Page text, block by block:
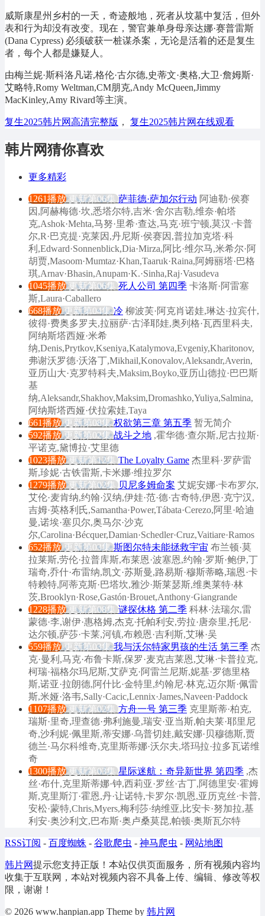
威斯康星州乡村的一天，奇迹般地，死者从坟墓中复活，但外
表和行为却没有改变。现在，警官兼单身母亲达娜·赛普雷斯
(Dana Cypress) 必须破获一桩谋杀案，无论是活着的还是复生
者，每个人都是嫌疑人。
由梅兰妮·斯科洛凡诺,格伦·古尔德,史蒂文·奥格,大卫·詹姆斯·
艾略特,Romy Weltman,CM朋克,Andy McQueen,Jimmy
MacKinley,Amy Rivard等主演。
复生2025韩片网高清完整版 ， 复生2025韩片网在线观看
韩片网猜你喜欢
更多精彩
1261播放 更新第06集 萨菲德·萨加尔行动 阿迪勒·侯赛
因,阿赫梅德·坎,悉塔尔特,吉米·舍尔吉勒,维奈·帕塔
克,Ashok·Mehta,马努·里希·查达,马克·班宁顿,莫汉·卡普
尔,R·巴克提·克莱因,丹尼斯·侯赛因,普拉加克塔·科
利,Edward·Sonnenblick,Dia·Mirza,阿比·维尔马,米希尔·阿
胡贾,Masoom·Mumtaz·Khan,Taaruk·Raina,阿姆丽塔·巴格
琪,Arnav·Bhasin,Anupam·K.·Sinha,Raj·Vasudeva
1045播放 更新第06集 死人公司 第四季 卡洛斯·阿雷塞
斯,Laura·Caballero
668播放 更新第04集 冷 柳波芙·阿克肖诺娃,琳达·拉宾什,
彼得·费奥多罗夫,拉丽萨·古泽耶娃,奥列格·瓦西里科夫,
阿纳斯塔西娅·米希
纳,Denis,Prytkov,Kseniya,Katalymova,Evgeniy,Kharitonov,
弗谢沃罗德·沃洛丁,Mikhail,Konovalov,Aleksandr,Averin,
亚历山大·克罗特科夫,Maksim,Boyko,亚历山德拉·巴巴斯
基
纳,Aleksandr,Shakhov,Maksim,Dromashko,Yuliya,Salmina,
阿纳斯塔西娅·伏拉索娃,Taya
661播放 更新第08集 权欲第三章 第五季 暂无简介
592播放 更新第02集 战斗之地 ,霍华德·查尔斯,尼古拉斯·
平诺克,黛博拉·艾里德
1023播放 更新第12集 The Loyalty Game 杰里科·罗萨雷
斯,珍妮·古铁雷斯,卡米娜·维拉罗尔
1279播放 更新第02集 贝尼多姆命案 艾妮安娜·卡布罗尔,
艾伦·麦肯纳,约翰·汉纳,伊娃·范·德·古奇特,伊恩·克宁汉,
吉姆·英格利氏,Samantha·Power,Tábata·Cerezo,阿里·哈迪
曼,诺埃·塞贝尔,奥马尔·沙克
尔,Carolina·Bécquer,Damian·Schedler·Cruz,Vaitiare·Ramos
652播放 更新第03集 斯图尔特未能拯救宇宙 布兰顿·莫
拉莱斯,劳伦·拉普库斯,布莱恩·波塞恩,约翰·罗斯·鲍伊,丁
瑞奇,乔什·布雷纳,凯文·苏斯曼,路易斯·穆斯蒂略,瑞恩·卡
特赖特,阿蒂克斯·巴塔坎,雅沙·斯莱瑟斯,维奥莱特·林
茨,Brooklyn·Rose,Gastón·Brouet,Anthony·Giangrande
1228播放 更新第08集 谜探休格 第二季 科林·法瑞尔,雷
蒙德·李,谢伊·惠格姆,杰克·托帕利安,劳拉·唐奈里,托尼·
达尔顿,萨莎·卡莱,河镇,布赖恩·吉利斯,艾琳·吴
559播放 更新第03集 我与沃尔特家男孩的生活 第三季 杰
克·曼利,马克·布鲁卡斯,保罗·麦克吉莱恩,艾琳·卡普拉克,
柯瑞·福格尔玛尼斯,艾萨克·阿雷兰尼斯,妮基·罗德里格
斯,诺亚·拉朗德,阿什比·金特里,约翰尼·林克,迈尔斯·佩雷
斯,米娅·洛韦,Sally·Cacic,Lennix·James,Naveen·Paddock
1107播放 更新第02集 方舟一号 第三季 克里斯蒂·柏克,
瑞斯·里奇,理查德·弗利施曼,瑞安·亚当斯,帕夫莱·耶里尼
奇,沙利妮·佩里斯,蒂安娜·乌普切娃,戴安娜·贝穆德斯,贾
德兰·马尔科维奇,克里斯蒂娜·沃尔夫,塔玛拉·拉多瓦诺维
奇
1300播放 更新第03集 星际迷航：奇异新世界 第四季 ,杰
丝·布什,克里斯蒂娜·钟,西莉亚·罗丝·古丁,阿德里安·霍姆
斯,克里斯汀·霍恩,丹·让诺特,卡罗尔·凯恩,亚历克丝·卡普,
安松·蒙特,Chris,Myers,梅利莎·纳维亚,比安卡·努加拉,基
利安·奥沙利文,巴布斯·奥卢桑莫昆,帕顿·奥斯瓦尔特
RSS订阅 - 百度蜘蛛 - 谷歌爬虫 - 神马爬虫 - 网站地图
韩片网提示您支持正版！本站仅供页面服务，所有视频内容均
收集于互联网，本站对视频内容不具备上传、编辑、修改等权
限，谢谢！
© 2026 www.hanpian.app Theme by 韩片网